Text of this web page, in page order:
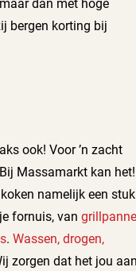
dan met hoge
bergen korting bij
ook! Voor ’n zacht
Massamarkt kan het!
namelijk een stuk
fornuis, van
. Wassen, drogen,
zorgen dat het jou